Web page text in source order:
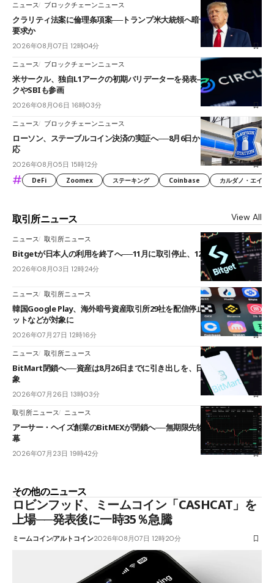
ニュース ブロックチェーンニュース
クラリティ法案に倫理条項案──トランプ米大統領へ暗号資産事業の売却
要求か
2026年08月07日 12時04分
ニュース ブロックチェーンニュース
米サークル、独自L1アークの初期バリデーターを発表――ブラックロッ
クやSBIも参画
2026年08月06日 16時03分
ニュース ブロックチェーンニュース
ローソン、ステーブルコイン決済の実証へ──8月6日からJPYCやUSDC対
応
2026年08月05日 15時12分
# DeFi Zoomex ステーキング Coinbase カルダノ・エイ
取引所ニュース View All
ニュース 取引所ニュース
Bitgetが日本人の利用を終了へ──11月に取引停止、12月末に強制決済
2026年08月03日 12時24分
ニュース 取引所ニュース
韓国Google Play、海外暗号資産取引所29社を配信停止──OKXやバイビ
ットなどが対象に
2026年07月27日 12時16分
ニュース 取引所ニュース
BitMart閉鎖へ──資産は8月26日までに引き出しを、日本人利用者も対
象
2026年07月26日 13時03分
取引所ニュース ニュース
アーサー・ヘイズ創業のBitMEXが閉鎖へ──無期限先物を生んだ11年に
幕
2026年07月23日 19時42分
その他のニュース
ロビンフッド、ミームコイン「CASHCAT」を
上場──発表後に一時35％急騰
ミームコインアルトコイン2026年08月07日 12時20分